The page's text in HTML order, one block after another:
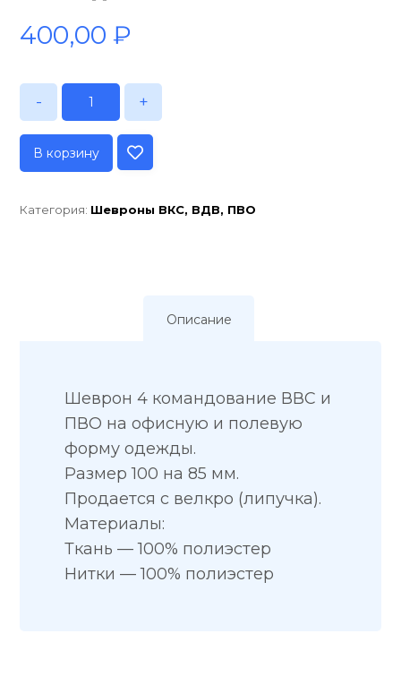
400,00₽
- +
В корзину
Категория: Шевроны ВКС, ВДВ, ПВО
Описание
Шеврон 4 командование ВВС и
ПВО на офисную и полевую
форму одежды.
Размер 100 на 85 мм.
Продается с велкро (липучка).
Материалы:
Ткань — 100% полиэстер
Нитки — 100% полиэстер